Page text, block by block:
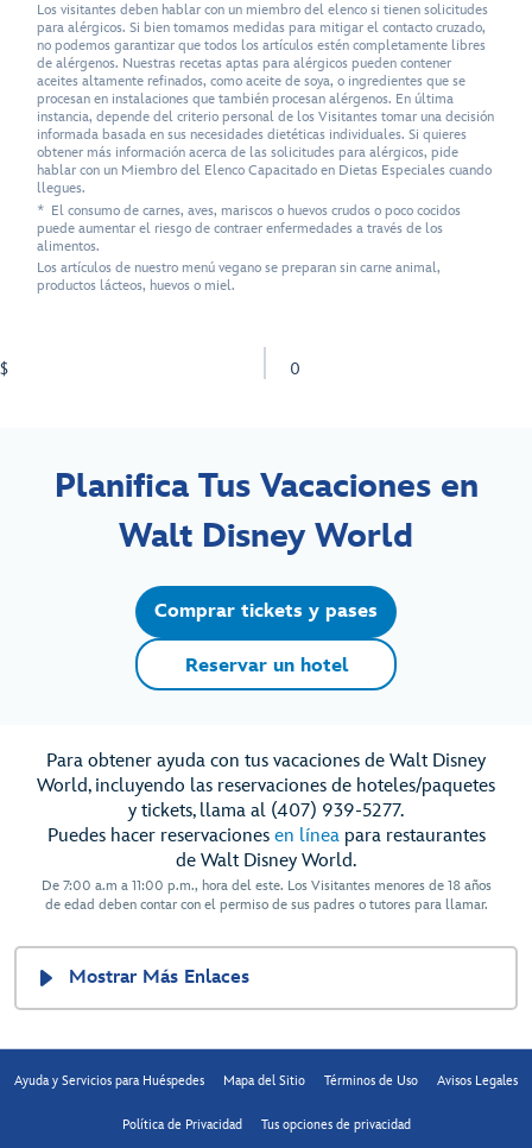
Los visitantes deben hablar con un miembro del elenco si tienen solicitudes
para alérgicos. Si bien tomamos medidas para mitigar el contacto cruzado,
no podemos garantizar que todos los artículos estén completamente libres
de alérgenos. Nuestras recetas aptas para alérgicos pueden contener
aceites altamente refinados, como aceite de soya, o ingredientes que se
procesan en instalaciones que también procesan alérgenos. En última
instancia, depende del criterio personal de los Visitantes tomar una decisión
informada basada en sus necesidades dietéticas individuales. Si quieres
obtener más información acerca de las solicitudes para alérgicos, pide
hablar con un Miembro del Elenco Capacitado en Dietas Especiales cuando
llegues.
* El consumo de carnes, aves, mariscos o huevos crudos o poco cocidos
puede aumentar el riesgo de contraer enfermedades a través de los
alimentos.
Los artículos de nuestro menú vegano se preparan sin carne animal,
productos lácteos, huevos o miel.
$ 0
Planifica Tus Vacaciones en
Walt Disney World
Comprar tickets y pases
Reservar un hotel
Para obtener ayuda con tus vacaciones de Walt Disney
World, incluyendo las reservaciones de hoteles/paquetes
y tickets, llama al (407) 939-5277.
Puedes hacer reservaciones en líneapara restaurantes
de Walt Disney World.
De 7:00 a.m a 11:00 p.m., hora del este. Los Visitantes menores de 18 años
de edad deben contar con el permiso de sus padres o tutores para llamar.
Mostrar Más Enlaces
Ayuda y Servicios para Huéspedes Mapa del Sitio Términos de Uso Avisos Legales
Política de Privacidad Tus opciones de privacidad